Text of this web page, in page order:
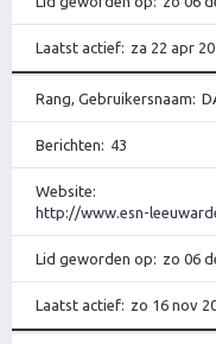
Laatst actief za 22 apr
Rang, Gebruikersnaam
Berichten 43
Website
http://www.esn-
Lid geworden op zo 06
Laatst actief zo 16 nov